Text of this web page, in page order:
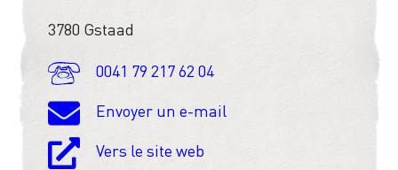
3780 Gstaad
0041 79 217 62 04
Envoyer un e-mail
Vers le site web